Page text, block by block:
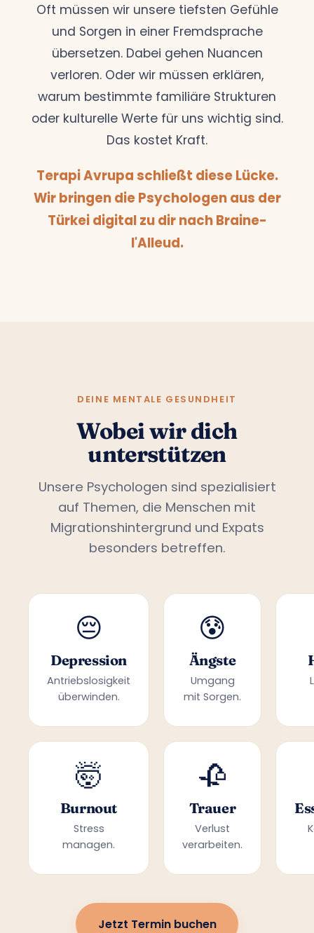
Oft müssen wir unsere tiefsten Gefühle
und Sorgen in einer Fremdsprache
übersetzen. Dabei gehen Nuancen
verloren. Oder wir müssen erklären,
warum bestimmte familiäre Strukturen
oder kulturelle Werte für uns wichtig sind.
Das kostet Kraft.
Terapi Avrupa schließt diese Lücke.
Wir bringen die Psychologen aus der
Türkei digital zu dir nach Braine-
l'Alleud.
DEINE MENTALE GESUNDHEIT
Wobei wir dich
unterstützen
Unsere Psychologen sind spezialisiert
auf Themen, die Menschen mit
Migrationshintergrund und Expats
besonders betreffen.
😔
Depression
Antriebslosigkeit
überwinden.
😰
Ängste
Umgang
mit Sorgen.
🤯
Burnout
Stress
managen.
🥀
Trauer
Verlust
verarbeiten.
Jetzt Termin buchen